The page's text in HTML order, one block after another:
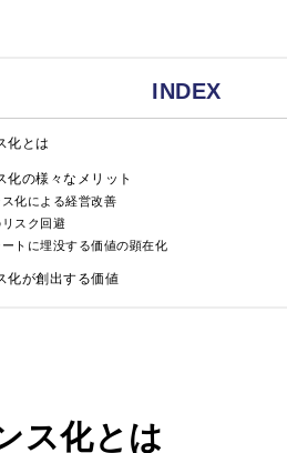
INDEX
化とは
化の様々なメリット
化による経営改善
スク回避
トに埋没する価値の顕在化
化が創出する価値
ス化とは